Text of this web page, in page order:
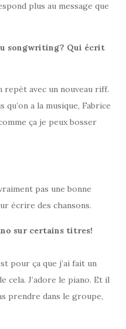
plus au message que
songwriting? Qui écrit
repèt avec un nouveau riff.
a la musique, Fabrice
ça je peux bosser
pas une bonne
écrire des chansons.
sur certains titres!
pour ça que j’ai fait un
cela. J’adore le piano. Et il
prendre dans le groupe,